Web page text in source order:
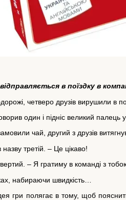
в поїздку в
четверо друзів вирушили в
один і підніс великий палець
чай, другий з друзів
третій. – Це цікаво!
– Я гратиму в команді з
набираючи швидкість…
гри полягає в тому, щоб